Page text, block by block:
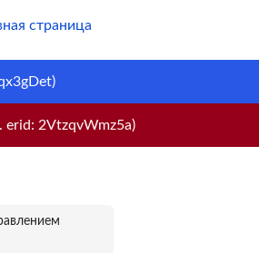
страница
2VtzqvWmz5a)